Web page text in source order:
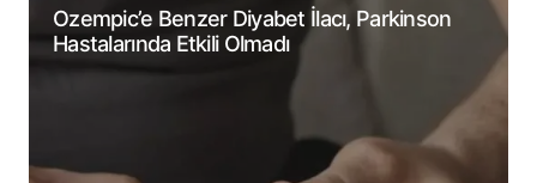
Ozempic’e Benzer Diyabet İlacı, Parkinson
Hastalarında Etkili Olmadı